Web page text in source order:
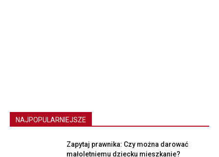
NAJPOPULARNIEJSZE
Zapytaj prawnika: Czy można darować
małoletniemu dziecku mieszkanie?